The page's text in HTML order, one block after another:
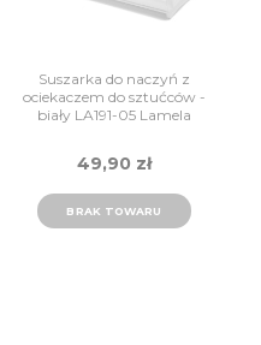
Suszarka do naczyń z
ociekaczem do sztućców -
biały LA191-05 Lamela
49,90 zł
BRAK TOWARU